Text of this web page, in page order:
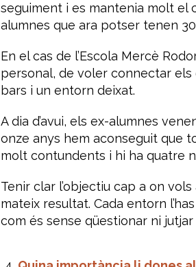
seguiment i es mantenia molt el
alumnes que ara potser tenen
En el cas de l’Escola Mercè
personal, de voler connectar
bars i un entorn deixat.
A dia d’avui, els ex-alumnes
onze anys hem aconseguit que
molt contundents i hi ha quatre
Tenir clar l’objectiu cap a on
mateix resultat. Cada entorn
com és sense qüestionar ni